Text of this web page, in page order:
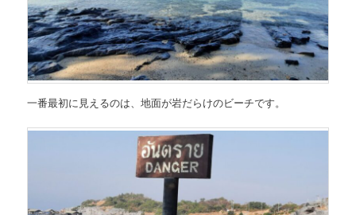
一番最初に見えるのは、地面が岩だらけのビーチです。